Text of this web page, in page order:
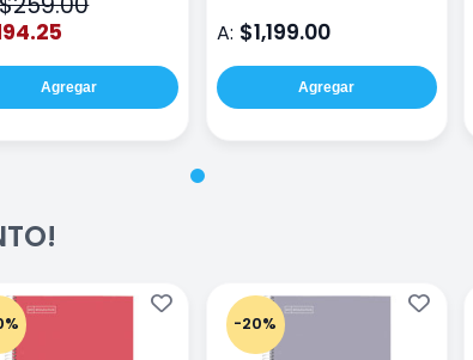
Agregar
A: $1,199.00
Agregar
-20%